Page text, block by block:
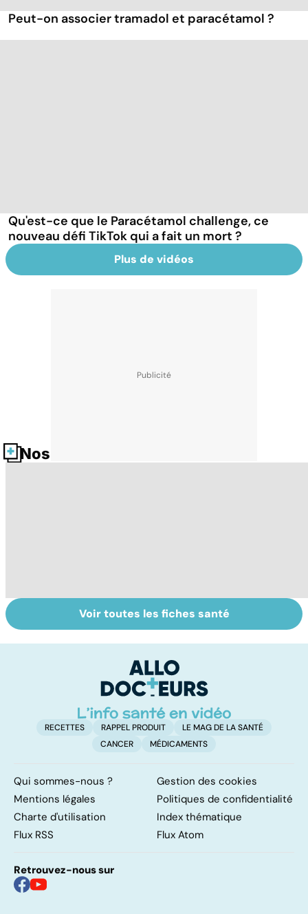
Peut-on associer tramadol et paracétamol ?
Qu'est-ce que le Paracétamol challenge, ce
nouveau défi TikTok qui a fait un mort ?
Plus de vidéos
Nos fiches santé
Le tramadol, un
médicament à
Un rhume, ça se
soigne ?
Voir toutes les fiches santé
RECETTES RAPPEL PRODUIT
LE MAG DE LA SANTÉ
CANCER
MÉDICAMENTS
Qui sommes-nous ?
Gestion des cookies
Mentions légales
Politiques de confidentialité
Charte d'utilisation
Index thématique
Flux RSS
Flux Atom
Retrouvez-nous sur